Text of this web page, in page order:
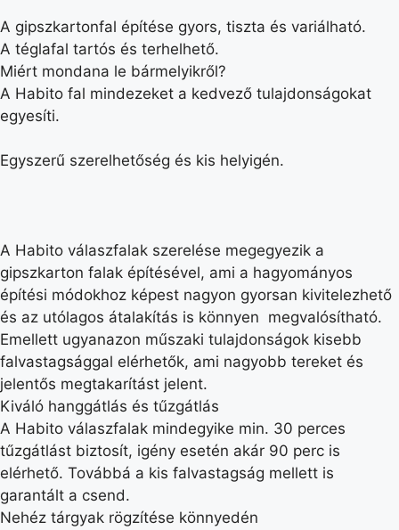
A gipszkartonfal építése gyors, tiszta és variálható.
A téglafal tartós és terhelhető.
Miért mondana le bármelyikről?
A Habito fal mindezeket a kedvező tulajdonságokat
egyesíti.
Egyszerű szerelhetőség és kis helyigén.
A Habito válaszfalak szerelése megegyezik a
gipszkarton falak építésével, ami a hagyományos
építési módokhoz képest nagyon gyorsan kivitelezhető
és az utólagos átalakítás is könnyen megvalósítható.
Emellett ugyanazon műszaki tulajdonságok kisebb
falvastagsággal elérhetők, ami nagyobb tereket és
jelentős megtakarítást jelent.
Kiváló hanggátlás és tűzgátlás
A Habito válaszfalak mindegyike min. 30 perces
tűzgátlást biztosít, igény esetén akár 90 perc is
elérhető. Továbbá a kis falvastagság mellett is
garantált a csend.
Nehéz tárgyak rögzítése könnyedén